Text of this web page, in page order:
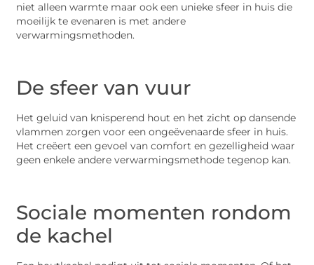
niet alleen warmte maar ook een unieke sfeer in huis die
moeilijk te evenaren is met andere
verwarmingsmethoden.
De sfeer van vuur
Het geluid van knisperend hout en het zicht op dansende
vlammen zorgen voor een ongeëvenaarde sfeer in huis.
Het creëert een gevoel van comfort en gezelligheid waar
geen enkele andere verwarmingsmethode tegenop kan.
Sociale momenten rondom
de kachel